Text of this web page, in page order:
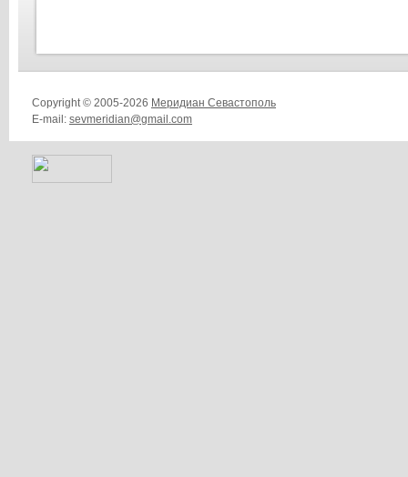
Copyright © 2005-2026 Меридиан Севастополь
E-mail: sevmeridian@gmail.com